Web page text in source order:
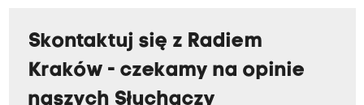
Skontaktuj się z Radiem
Kraków - czekamy na opinie
naszych Słuchaczy